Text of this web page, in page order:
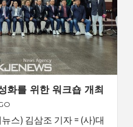
화를 위한 워크숍 개최
스) 김삼조 기자 = (사)대